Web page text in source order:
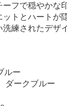
フで穏やかな
トとハートが
練されたデザ
ダークブルー